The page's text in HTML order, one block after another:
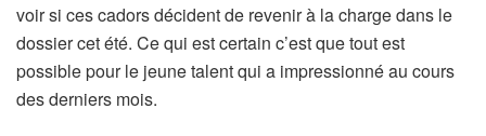
voir si ces cadors décident de revenir à la charge dans le
dossier cet été. Ce qui est certain c’est que tout est
possible pour le jeune talent qui a impressionné au cours
des derniers mois.